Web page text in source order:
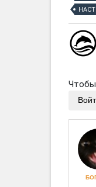
Чтобы